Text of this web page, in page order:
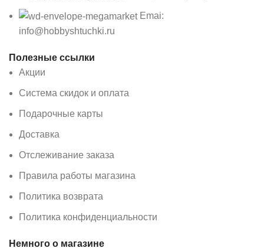
Emai:
info@hobbyshtuchki.ru
Полезные ссылки
Акции
Система скидок и оплата
Подарочные карты
Доставка
Отслеживание заказа
Правила работы магазина
Политика возврата
Политика конфиденциальности
Немного о магазине